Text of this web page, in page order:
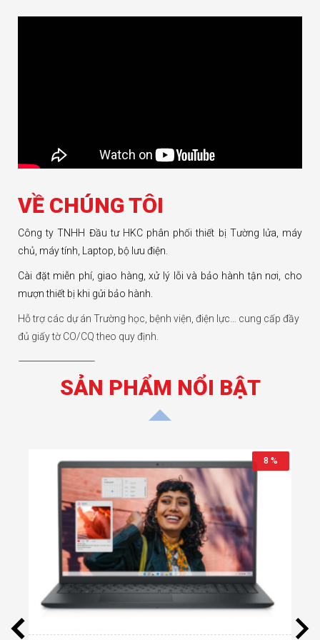
VỀ CHÚNG TÔI
Công ty TNHH Đầu tư HKC phân phối thiết bị Tường lửa, máy
chủ, máy tính, Laptop, bộ lưu điện.
Cài đặt miễn phí, giao hàng, xử lý lỗi và bảo hành tận nơi, cho
mượn thiết bị khi gửi bảo hành.
Hỗ trợ các dự án Trường học, bệnh viện, điện lực… cung cấp đầy
đủ giấy tờ CO/CQ theo quy định.
SẢN PHẨM NỔI BẬT
11 %